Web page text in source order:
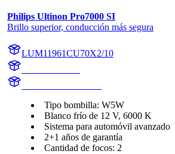
Philips Ultinon Pro7000 SI
Brillo superior, conducción más segura
LUM11961CU70X2/10
Tipo bombilla: W5W
Blanco frío de 12 V, 6000 K
Sistema para automóvil avanzado
2+1 años de garantía
Cantidad de focos: 2